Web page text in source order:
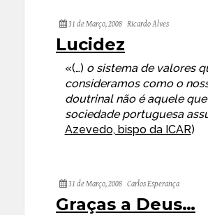
31 de Março, 2008 Ricardo Alves
Lucidez
«(…) o sistema de valores
consideramos como o
doutrinal não é aquele
sociedade portuguesa
Azevedo, bispo da ICAR)
31 de Março, 2008 Carlos Esperança
Graças a Deus…